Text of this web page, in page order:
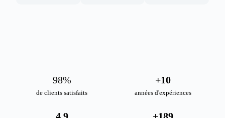
de clients satisfaits
98%
années d'expériences
+10